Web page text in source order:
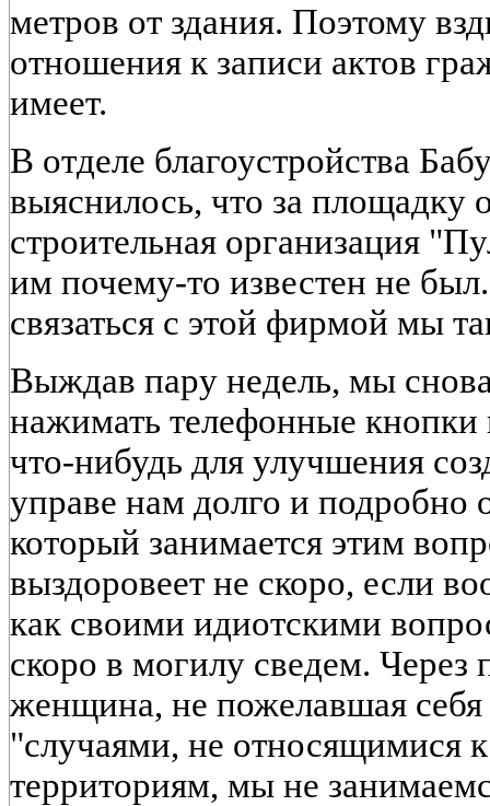
метров от здания. Поэтому
отношения к записи актов
имеет.
В отделе благоустройства
выяснилось, что за площадку
строительная организация
им почему-то известен не
связаться с этой фирмой мы
Выждав пару недель, мы
нажимать телефонные кнопки
что-нибудь для улучшения
управе нам долго и подробно
который занимается этим
выздоровеет не скоро, если
как своими идиотскими
скоро в могилу сведем. Через
женщина, не пожелавшая себя
"случаями, не относящимися
территориям, мы не